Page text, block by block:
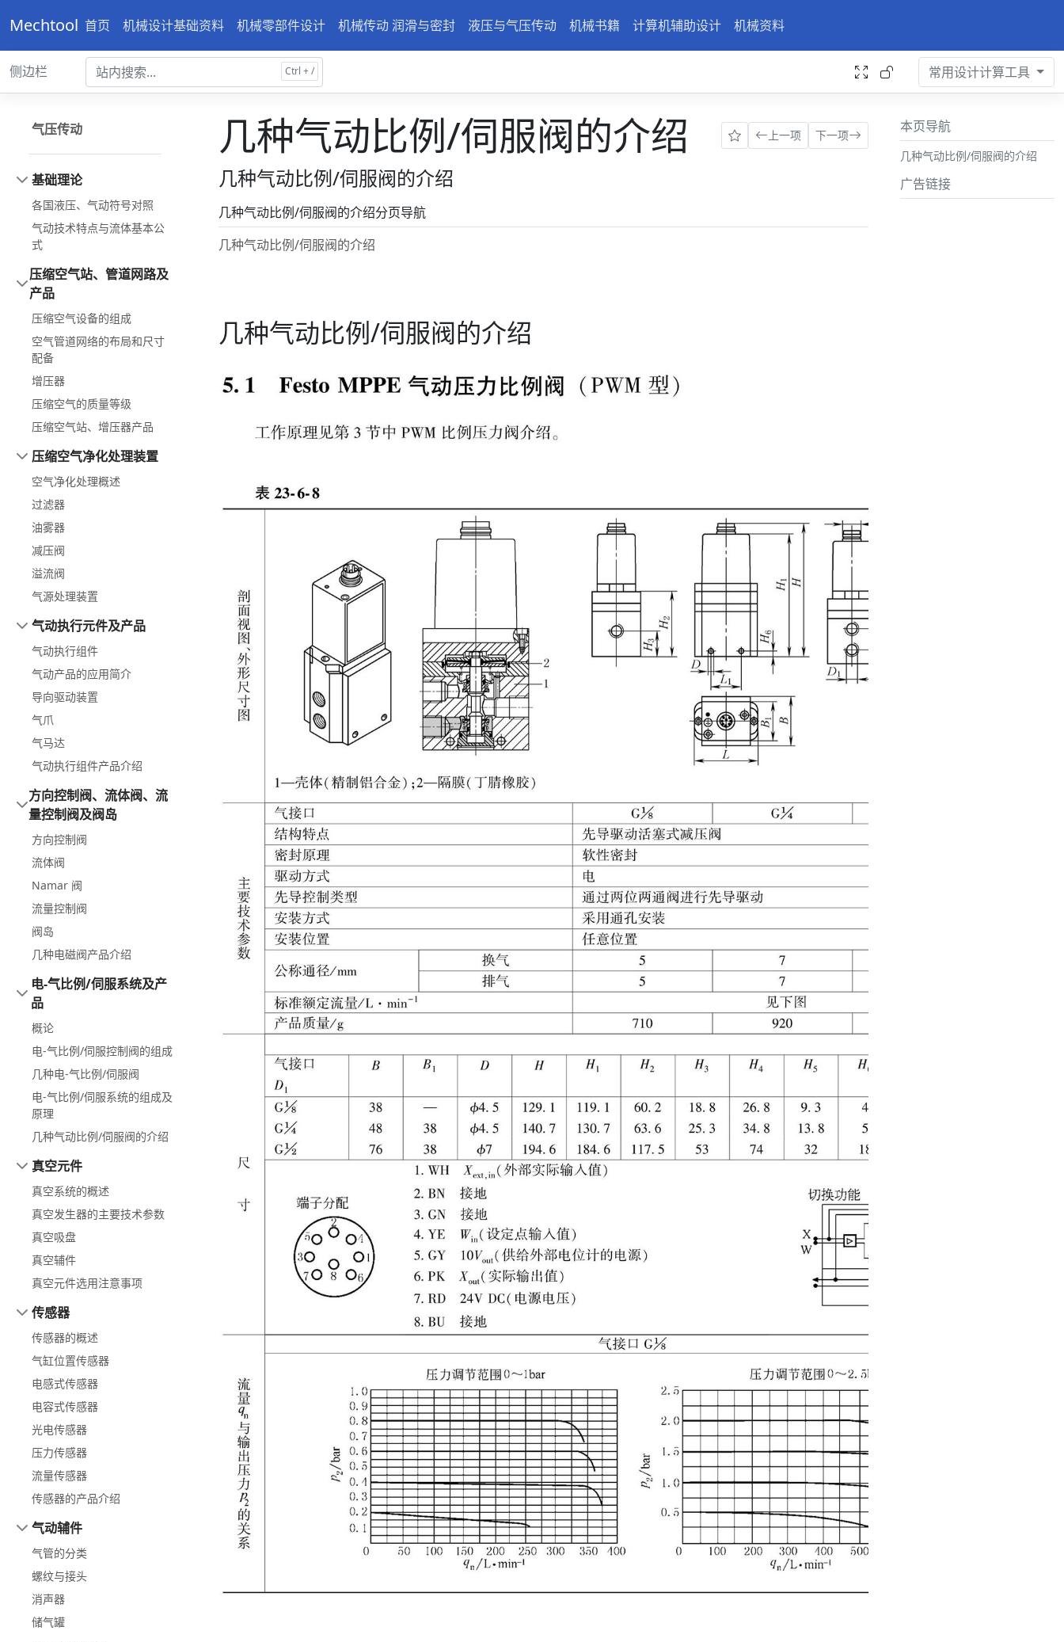
Mechtool 首页 机械设计基础资料 机械零部件设计 机械传动 润滑与密封 液压与气压传动 机械书籍 计算机辅助设计 机械资料
侧边栏 常用设计计算工具
气压传动
基础理论
各国液压、气动符号对照
气动技术特点与流体基本公
式
压缩空气站、管道网路及
产品
压缩空气设备的组成
空气管道网络的布局和尺寸
配备
增压器
压缩空气的质量等级
压缩空气站、增压器产品
压缩空气净化处理装置
空气净化处理概述
过滤器
油雾器
减压阀
溢流阀
气源处理装置
气动执行元件及产品
气动执行组件
气动产品的应用简介
导向驱动装置
气爪
气马达
气动执行组件产品介绍
方向控制阀、流体阀、流
量控制阀及阀岛
方向控制阀
流体阀
Namar 阀
流量控制阀
阀岛
几种电磁阀产品介绍
电⁃气比例/伺服系统及产
品
概论
电⁃气比例/伺服控制阀的组成
几种电⁃气比例/伺服阀
电⁃气比例/伺服系统的组成及
原理
几种气动比例/伺服阀的介绍
真空元件
真空系统的概述
真空发生器的主要技术参数
真空吸盘
真空辅件
真空元件选用注意事项
传感器
传感器的概述
气缸位置传感器
电感式传感器
电容式传感器
光电传感器
压力传感器
流量传感器
传感器的产品介绍
气动辅件
气管的分类
螺纹与接头
消声器
储气罐
几种气动比例/伺服阀的介绍 上一项 下一项
几种气动比例/伺服阀的介绍
几种气动比例/伺服阀的介绍分页导航
几种气动比例/伺服阀的介绍
本页导航
几种气动比例/伺服阀的介绍
广告链接
几种气动比例/伺服阀的介绍